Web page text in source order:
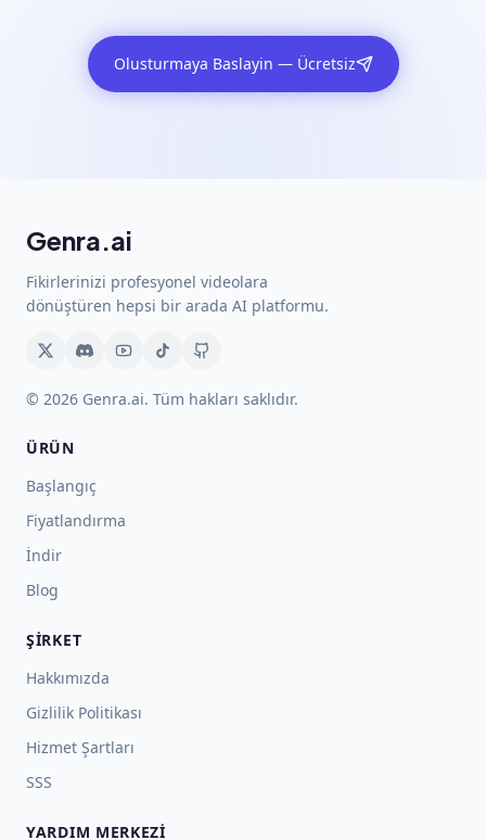
Olusturmaya Baslayin — Ücretsiz
Genra.ai
Fikirlerinizi profesyonel videolara
dönüştüren hepsi bir arada AI platformu.
© 2026 Genra.ai. Tüm hakları saklıdır.
ÜRÜN
Başlangıç
Fiyatlandırma
İndir
Blog
ŞIRKET
Hakkımızda
Gizlilik Politikası
Hizmet Şartları
SSS
YARDIM MERKEZI